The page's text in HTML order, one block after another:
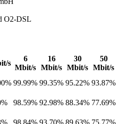
O2-DSL
s
6
Mbit/s
16
Mbit/s
30
Mbit/s
50
Mbit/s
99.99% 99.35% 95.22% 93.87%
98.59% 92.98% 88.34% 77.69%
98.84% 93.70% 89.63% 75.77%